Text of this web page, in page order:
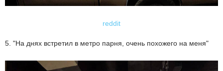
reddit
5. "На днях встретил в метро парня, очень похожего на меня"